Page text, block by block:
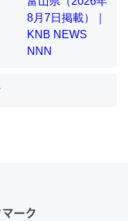
「昆虫はなぜ海にいな